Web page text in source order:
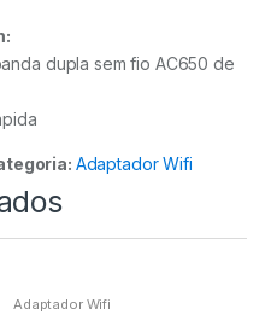
dupla sem fio AC650 de
Adaptador Wifi
Adaptador Wifi